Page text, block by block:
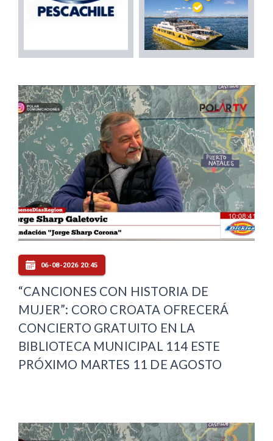
06-08-2026 20:45
“CANCIONES CON HISTORIA DE
MUJER”: CORO CROATA OFRECERÁ
CONCIERTO GRATUITO EN LA
BIBLIOTECA MUNICIPAL 114 ESTE
PRÓXIMO MARTES 11 DE AGOSTO